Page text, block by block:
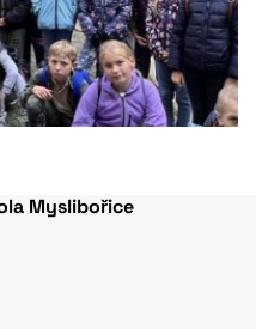
Myslibořice